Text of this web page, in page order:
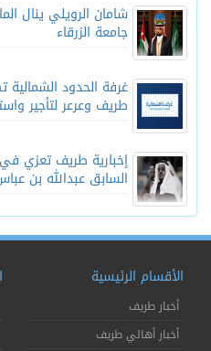
شامان الرويلي ينال
جامعة الزرقاء
طريف وعرعر لتأجير
إخبارية طريف تعزي في
السابق عبدالله بن
الأقسام الرئيسية
أخبار طريف
أخبار أهالي طريف